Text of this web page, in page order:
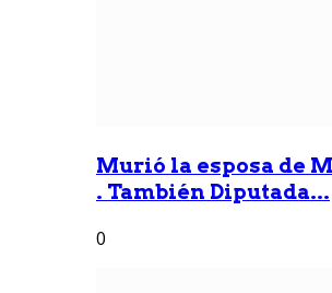
Murió la esposa de
. También Diputada...
0